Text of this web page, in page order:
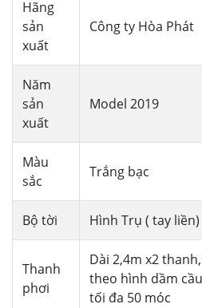
Hãng
sản
xuất
Công ty Hòa Phát
Năm
sản
xuất
Model 2019
Màu
sắc
Trắng bạc
Bộ tời Hình Trụ ( tay liền)
Thanh
phơi
Dài 2,4m x2
theo hình dầm
tối đa 50 móc